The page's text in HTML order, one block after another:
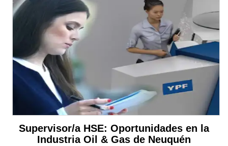
Supervisor/a HSE: Oportunidades en la
Industria Oil & Gas de Neuquén